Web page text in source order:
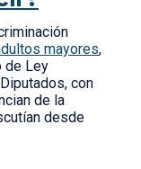
mayores,
de Ley
con
de la
desde